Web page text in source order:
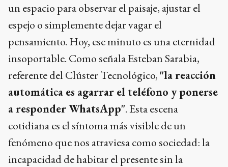
un espacio para observar el paisaje, ajustar el
espejo o simplemente dejar vagar el
pensamiento. Hoy, ese minuto es una eternidad
insoportable. Como señala Esteban Sarabia,
referente del Clúster Tecnológico, "la reacción
automática es agarrar el teléfono y ponerse
a responder WhatsApp". Esta escena
cotidiana es el síntoma más visible de un
fenómeno que nos atraviesa como sociedad: la
incapacidad de habitar el presente sin la